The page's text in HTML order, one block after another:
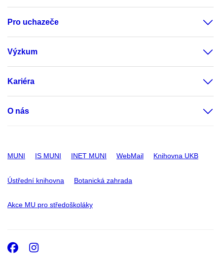
Pro uchazeče
Výzkum
Kariéra
O nás
MUNI IS MUNI INET MUNI WebMail Knihovna UKB
Ústřední knihovna Botanická zahrada
Akce MU pro středoškoláky
Facebook
Instagram